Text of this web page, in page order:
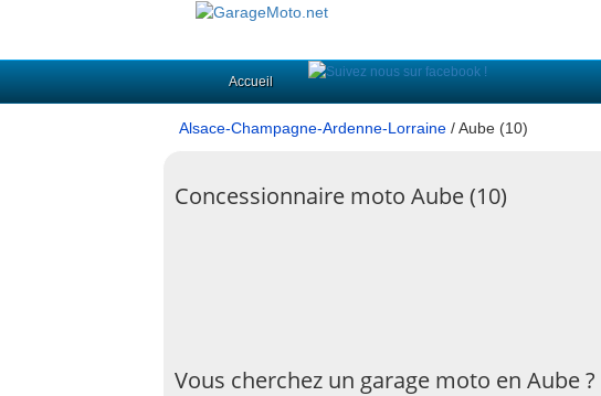
Accueil
Alsace-Champagne-Ardenne-Lorraine / Aube (10)
Concessionnaire moto Aube (10)
Vous cherchez un garage moto en Aube ?